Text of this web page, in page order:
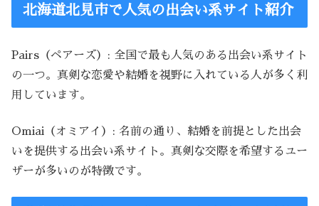
北海道北見市で人気の出会い系サイト紹介
Pairs（ペアーズ）: 全国で最も人気のある出会い系サイト
の一つ。真剣な恋愛や結婚を視野に入れている人が多く利
用しています。
Omiai（オミアイ）: 名前の通り、結婚を前提とした出会
いを提供する出会い系サイト。真剣な交際を希望するユー
ザーが多いのが特徴です。